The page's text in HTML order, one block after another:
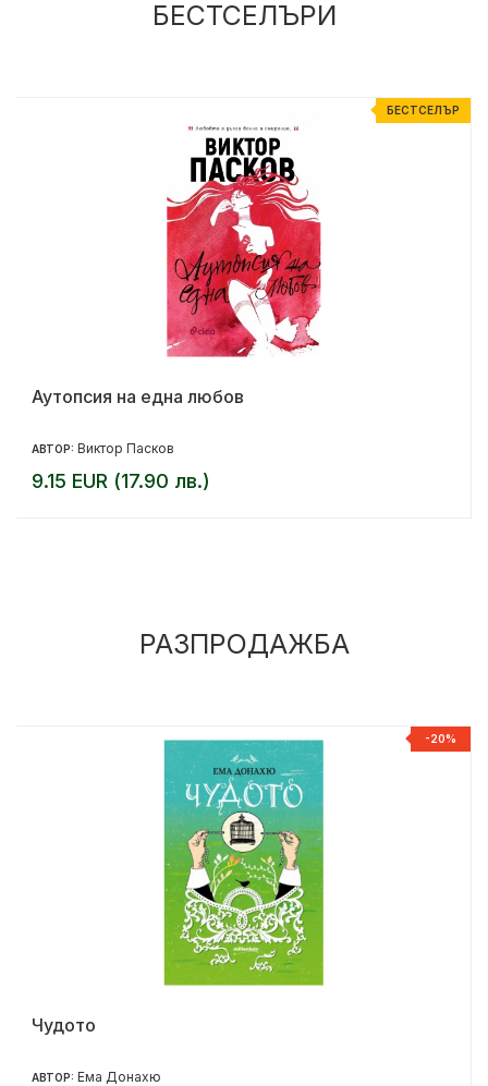
БЕСТСЕЛЪРИ
БЕСТСЕЛЪР
Аутопсия на една любов
АВТОР: Виктор Пасков
9.15 EUR (17.90 лв.)
РАЗПРОДАЖБА
-20%
Чудото
АВТОР: Ема Донахю